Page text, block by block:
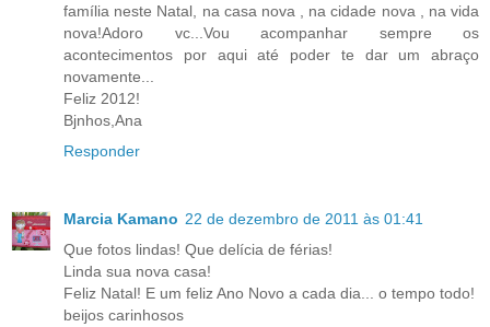
família neste Natal, na casa nova , na cidade nova , na vida
nova!Adoro vc...Vou acompanhar sempre os
acontecimentos por aqui até poder te dar um abraço
novamente...
Feliz 2012!
Bjnhos,Ana
Responder
Marcia Kamano 22 de dezembro de 2011 às 01:41
Que fotos lindas! Que delícia de férias!
Linda sua nova casa!
Feliz Natal! E um feliz Ano Novo a cada dia... o tempo todo!
beijos carinhosos